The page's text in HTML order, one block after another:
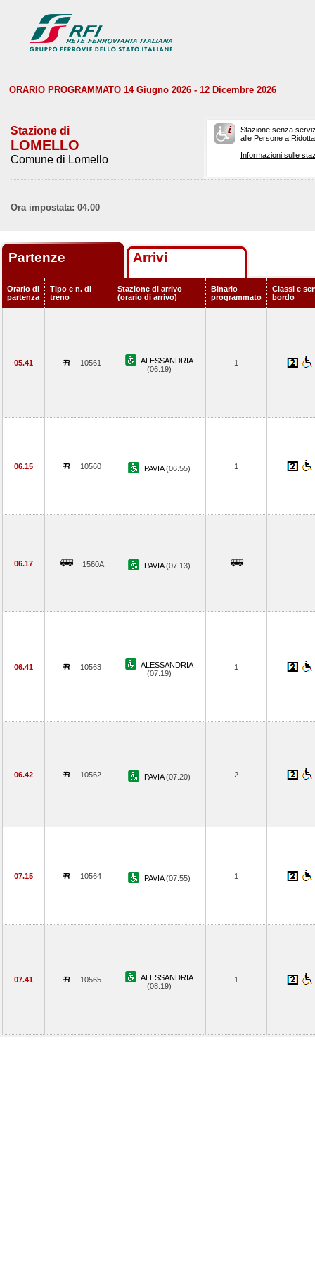
ORARIO PROGRAMMATO 14 Giugno 2026 - 12 Dicembre 2026
Stazione di
LOMELLO
Comune di Lomello
Stazione senza
alle Persone a
Informazioni sulle
Ora impostata: 04.00
Partenze Arrivi
Orario di
partenza
Tipo e n. di
treno
Stazione di arrivo
(orario di arrivo)
Binario
programmato
Classi e
bordo
05.41 10561
ALESSANDRIA
(06.19)
1
06.15 10560 PAVIA(06.55) 1
06.17 1560A PAVIA(07.13)
06.41 10563
ALESSANDRIA
(07.19)
1
06.42 10562 PAVIA(07.20) 2
07.15 10564 PAVIA(07.55) 1
07.41 10565
ALESSANDRIA
(08.19)
1